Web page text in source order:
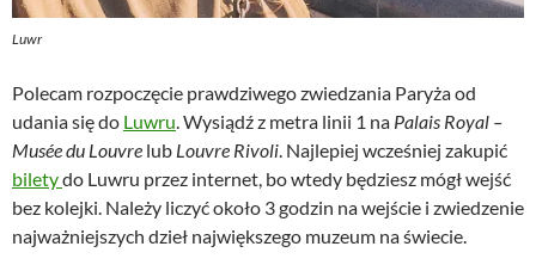
Luwr
Polecam rozpoczęcie prawdziwego zwiedzania Paryża od
udania się do Luwru . Wysiądź z metra linii 1 na Palais Royal –
Musée du Louvre lub Louvre Rivoli . Najlepiej wcześniej zakupić
biletydo Luwru przez internet, bo wtedy będziesz mógł wejść
bez kolejki. Należy liczyć około 3 godzin na wejście i zwiedzenie
najważniejszych dzieł największego muzeum na świecie.